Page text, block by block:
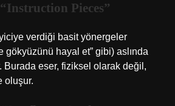
Pieces”
verdiği basit yönergeler
gökyüzünü hayal et” gibi) aslında
Burada eser, fiziksel olarak değil,
oluşur.